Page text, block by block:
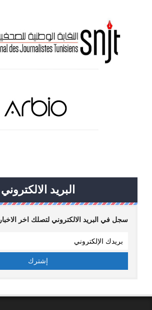
البريد الالكتروني
سجل في البريد الالكتروني لتصلك اخر الاخبار